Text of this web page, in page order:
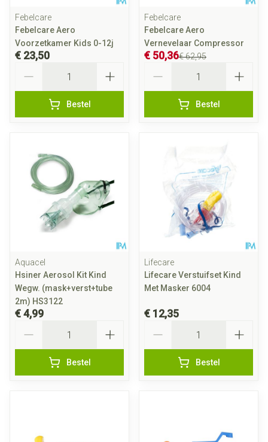
Febelcare
Febelcare Aero
Voorzetkamer Kids 0-12j
€ 23,50
Bestel
Febelcare
Febelcare Aero
Vernevelaar Compressor
€ 62,95
€ 50,36
Bestel
Aquacel
Hsiner Aerosol Kit Kind
Wegw. (mask+verst+tube
2m) HS3122
€ 4,99
Bestel
Lifecare
Lifecare Verstuifset Kind
Met Masker 6004
€ 12,35
Bestel